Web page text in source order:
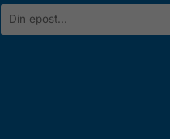
postadress